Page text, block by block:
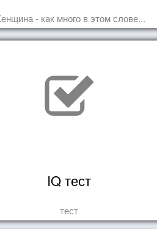
- как много в этом слове...
IQ тест
тест